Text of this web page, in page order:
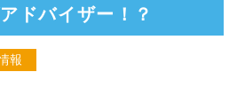
ドバイザー！？
報